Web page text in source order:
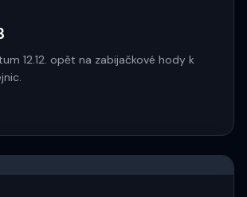
12.12. opět na zabijačkové hody k